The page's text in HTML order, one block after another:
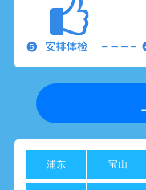
浦东 宝山